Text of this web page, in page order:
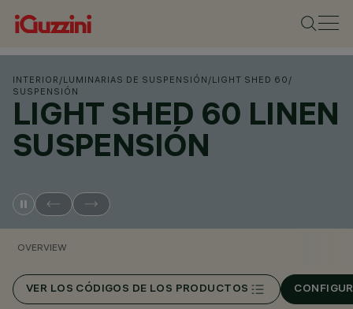
INTERIOR /LUMINARIAS DE SUSPENSIÓN /LIGHT SHED 60 /
SUSPENSIÓN
LIGHT SHED 60 LINEN
SUSPENSIÓN
OVERVIEW
VER LOS CÓDIGOS DE LOS PRODUCTOS